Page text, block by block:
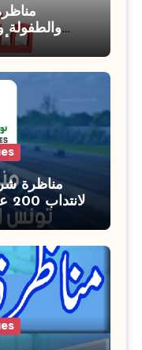
بوزارة
السن آخر أجل
مناظرة